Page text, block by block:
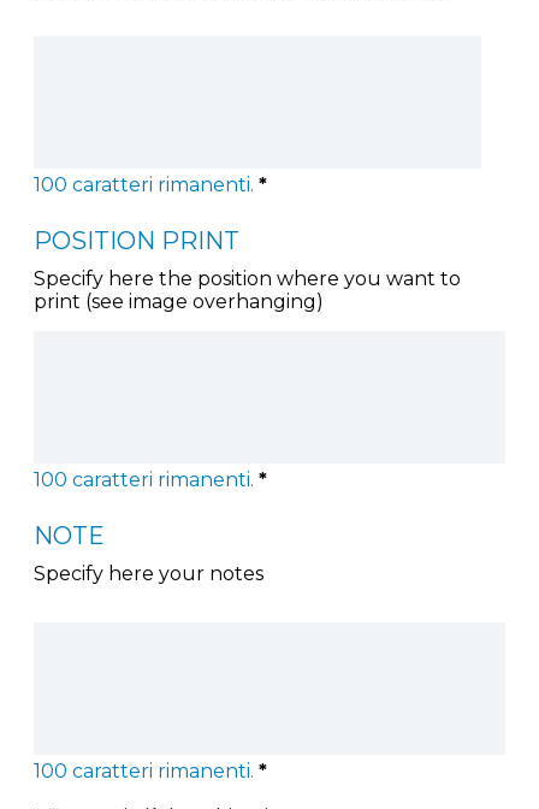
100 caratteri rimanenti. *
POSITION PRINT
Specify here the position where you want to
print (see image overhanging)
100 caratteri rimanenti. *
NOTE
Specify here your notes
100 caratteri rimanenti. *